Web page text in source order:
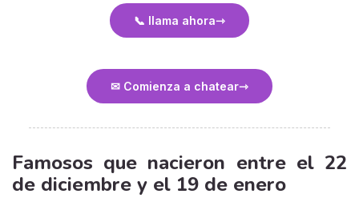
📞 llama ahora
✉ Comienza a chatear
Famosos que nacieron entre el 22
de diciembre y el 19 de enero